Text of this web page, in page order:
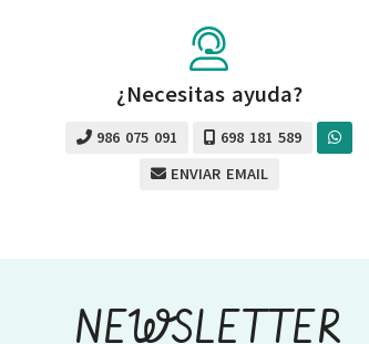
¿Necesitas ayuda?
986 075 091
698 181 589
ENVIAR EMAIL
NEWSLETTER